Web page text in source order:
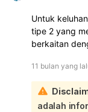
ada gejala
Untuk
tipe 2 yang
berkaitan
Mengatur
seperti
dan
Rutin
11 bulan yang
adalah